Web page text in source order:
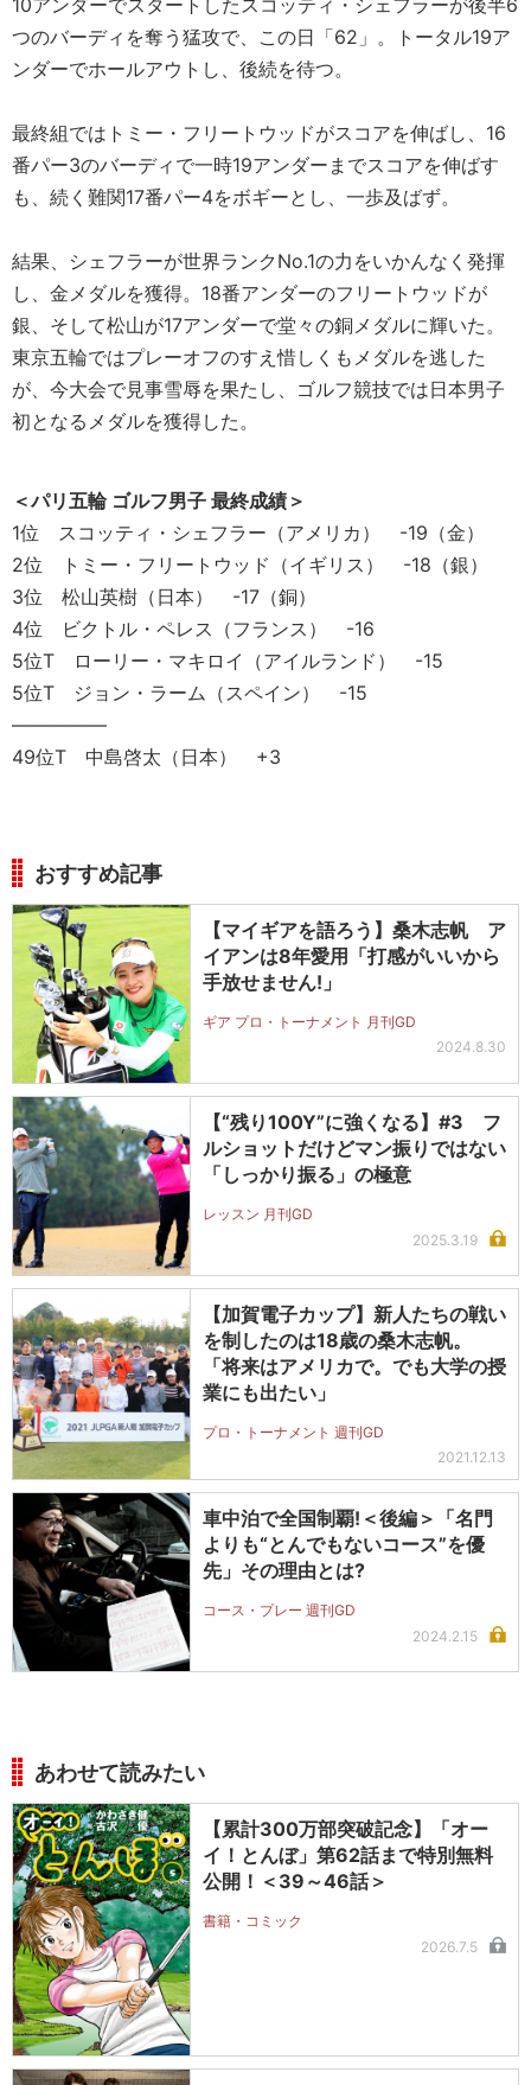
10アンダーでスタートしたスコッティ・シェフラーが後半6
つのバーディを奪う猛攻で、この日「62」。トータル19ア
ンダーでホールアウトし、後続を待つ。
最終組ではトミー・フリートウッドがスコアを伸ばし、16
番パー3のバーディで一時19アンダーまでスコアを伸ばす
も、続く難関17番パー4をボギーとし、一歩及ばず。
結果、シェフラーが世界ランクNo.1の力をいかんなく発揮
し、金メダルを獲得。18番アンダーのフリートウッドが
銀、そして松山が17アンダーで堂々の銅メダルに輝いた。
東京五輪ではプレーオフのすえ惜しくもメダルを逃した
が、今大会で見事雪辱を果たし、ゴルフ競技では日本男子
初となるメダルを獲得した。
＜パリ五輪 ゴルフ男子 最終成績＞
1位 スコッティ・シェフラー（アメリカ） -19（金）
2位 トミー・フリートウッド（イギリス） -18（銀）
3位 松山英樹（日本） -17（銅）
4位 ビクトル・ペレス（フランス） -16
5位T ローリー・マキロイ（アイルランド） -15
5位T ジョン・ラーム（スペイン） -15
—————
49位T 中島啓太（日本） +3
おすすめ記事
【マイギアを語ろう】桑木志帆 ア
イアンは8年愛用「打感がいいから
手放せません!」
ギア プロ・トーナメント 月刊GD
2024.8.30
【“残り100Y”に強くなる】#3 フ
ルショットだけどマン振りではない
「しっかり振る」の極意
レッスン 月刊GD
2025.3.19
【加賀電子カップ】新人たちの戦い
を制したのは18歳の桑木志帆。
「将来はアメリカで。でも大学の授
業にも出たい」
プロ・トーナメント 週刊GD
2021.12.13
車中泊で全国制覇!＜後編＞「名門
よりも“とんでもないコース”を優
先」その理由とは?
コース・プレー 週刊GD
2024.2.15
あわせて読みたい
【累計300万部突破記念】「オー
イ！とんぼ」第62話まで特別無料
公開！＜39～46話＞
書籍・コミック
2026.7.5